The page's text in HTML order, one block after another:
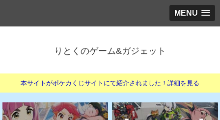
MENU
りとくのゲーム&ガジェット
本サイトがポケカくじサイトにて紹介されました！詳細を見る